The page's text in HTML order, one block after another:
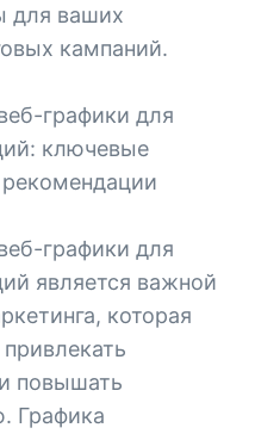
для ваших
кампаний.
графики для
ключевые
графики для
является важной
которая
повышать
Графика